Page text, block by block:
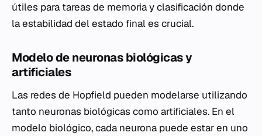
útiles para tareas de memoria y clasificación donde
la estabilidad del estado final es crucial.
Modelo de neuronas biológicas y
artificiales
Las redes de Hopfield pueden modelarse utilizando
tanto neuronas biológicas como artificiales. En el
modelo biológico, cada neurona puede estar en uno